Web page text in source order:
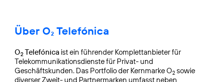
Über O₂ Telefónica
O2 Telefónica ist ein führender Komplettanbieter für
Telekommunikationsdienste für Privat- und
Geschäftskunden. Das Portfolio der Kernmarke O2 sowie
diverser Zweit- und Partnermarken umfasst neben